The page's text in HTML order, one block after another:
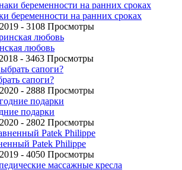
беременности на ранних сроках
- 3108 Просмотры
любовь
- 3463 Просмотры
сапоги?
- 2888 Просмотры
подарки
- 2802 Просмотры
Patek Philippe
- 4050 Просмотры